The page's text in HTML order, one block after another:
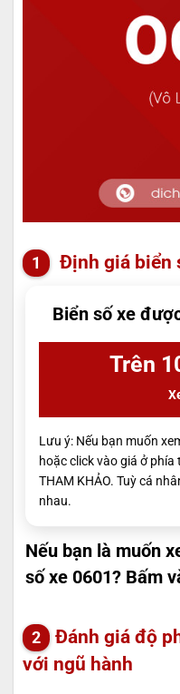
Định giá biển
Biển số xe
Trên
Lưu ý: Nếu bạn muốn
hoặc click vào giá ở
THAM KHẢO. Tuỳ cá
nhau.
Nếu bạn là muốn
số xe 0601? Bấm
Đánh giá độ
với ngũ hành